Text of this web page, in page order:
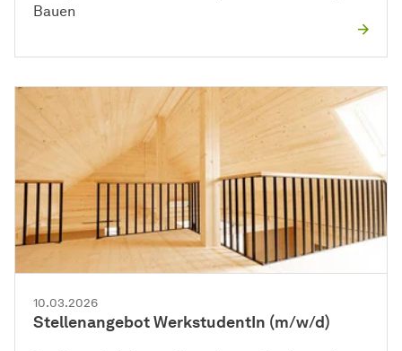
Bauen
10.03.2026
Stellenangebot WerkstudentIn (m/w/d)